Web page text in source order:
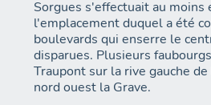
Sorgues s'effectuait au moins
l'emplacement duquel a été
boulevards qui enserre le
disparues. Plusieurs
Traupont sur la rive gauche
nord ouest la Grave.